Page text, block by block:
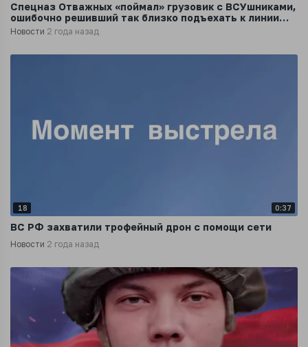
Спецназ Отважных «поймал» грузовик с ВСУшниками,
ошибочно решивший так близко подъехать к линии
соприкосновения
Новости 2 года назад
18 0:37
ВС РФ захватили трофейный дрон с помощи сети
Новости 2 года назад